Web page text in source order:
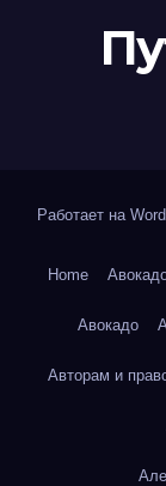
Работает на
Home
Авокадо
Авторам и